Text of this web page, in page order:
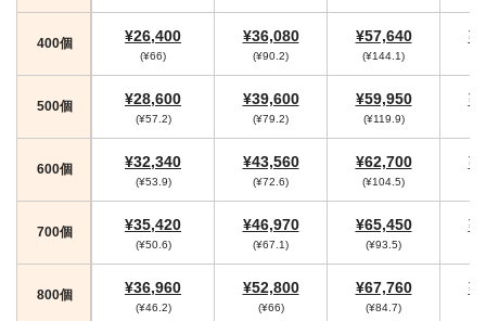
400個 ¥26,400
(¥66)
¥36,080
(¥90.2)
¥57,640
(¥144.1)
500個 ¥28,600
(¥57.2)
¥39,600
(¥79.2)
¥59,950
(¥119.9)
600個 ¥32,340
(¥53.9)
¥43,560
(¥72.6)
¥62,700
(¥104.5)
700個 ¥35,420
(¥50.6)
¥46,970
(¥67.1)
¥65,450
(¥93.5)
800個 ¥36,960
(¥46.2)
¥52,800
(¥66)
¥67,760
(¥84.7)